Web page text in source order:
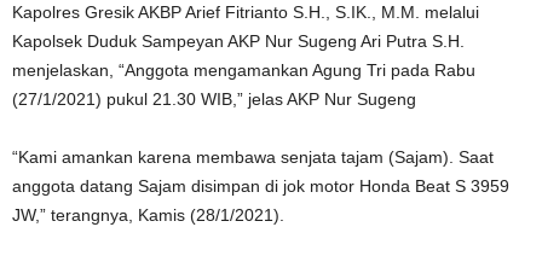
Kapolres Gresik AKBP Arief Fitrianto S.H., S.IK., M.M. melalui
Kapolsek Duduk Sampeyan AKP Nur Sugeng Ari Putra S.H.
menjelaskan, “Anggota mengamankan Agung Tri pada Rabu
(27/1/2021) pukul 21.30 WIB,” jelas AKP Nur Sugeng
“Kami amankan karena membawa senjata tajam (Sajam). Saat
anggota datang Sajam disimpan di jok motor Honda Beat S 3959
JW,” terangnya, Kamis (28/1/2021).